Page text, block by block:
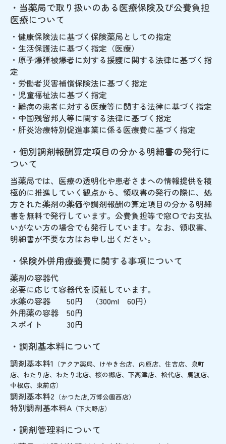
・当薬局で取り扱いのある医療保険及び公費負担
医療について
・健康保険法に基づく保険薬局としての指定
・生活保護法に基づく指定（医療）
・原子爆弾被爆者に対する援護に関する法律に基づく指
定
・労働者災害補償保険法に基づく指定
・児童福祉法に基づく指定
・難病の患者に対する医療等に関する法律に基づく指定
・中国残留邦人等に関する法律に基づく指定
・肝炎治療特別促進事業に係る医療費に基づく指定
・個別調剤報酬算定項目の分かる明細書の発行に
ついて
当薬局では、医療の透明化や患者さまへの情報提供を積
極的に推進していく観点から、領収書の発行の際に、処
方された薬剤の薬価や調剤報酬の算定項目の分かる明細
書を無料で発行しています。公費負担等で窓口でお支払
いがない方の場合でも発行しています。なお、領収書、
明細書が不要な方はお申し出ください。
・保険外併用療養費に関する事項について
薬剤の容器代
必要に応じて容器代を頂戴しています。
水薬の容器 50円 （300ml 60円）
外用薬の容器 50円
スポイト 30円
・調剤基本料について
調剤基本料1 （アクア薬局、けやき台店、内原店、住吉店、泉町
店、わたり店、わたり北店、桜の郷店、下高津店、松代店、馬渡店、
中根店、東前店）
調剤基本料2 （かつた店,万博公園西店）
特別調剤基本料A （下大野店）
・調剤管理料について